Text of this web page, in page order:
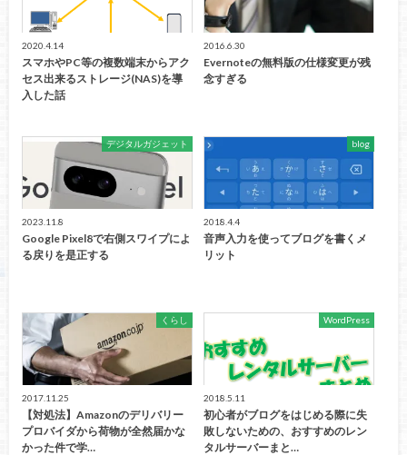
2020.4.14
スマホやPC等の複数端末からアク
セス出来るストレージ(NAS)を導
入した話
2016.6.30
Evernoteの無料版の仕様変更が残
念すぎる
デジタルガジェット
2023.11.8
Google Pixel8で右側スワイプによ
る戻りを是正する
blog
2018.4.4
音声入力を使ってブログを書くメ
リット
くらし
2017.11.25
【対処法】Amazonのデリバリー
プロバイダから荷物が全然届かな
かった件で学…
WordPress
2018.5.11
初心者がブログをはじめる際に失
敗しないための、おすすめのレン
タルサーバーまと…